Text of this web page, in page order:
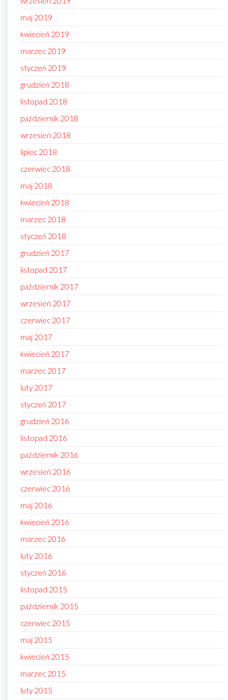
maj 2019
kwiecień 2019
marzec 2019
styczeń 2019
grudzień 2018
listopad 2018
październik 2018
wrzesień 2018
lipiec 2018
czerwiec 2018
maj 2018
kwiecień 2018
marzec 2018
styczeń 2018
grudzień 2017
listopad 2017
październik 2017
wrzesień 2017
czerwiec 2017
maj 2017
kwiecień 2017
marzec 2017
luty 2017
styczeń 2017
grudzień 2016
listopad 2016
październik 2016
wrzesień 2016
czerwiec 2016
maj 2016
kwiecień 2016
marzec 2016
luty 2016
styczeń 2016
listopad 2015
październik 2015
czerwiec 2015
maj 2015
kwiecień 2015
marzec 2015
luty 2015